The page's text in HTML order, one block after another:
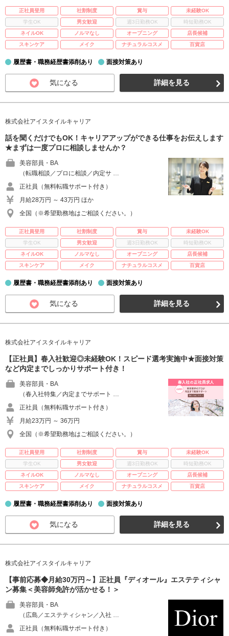
正社員登用 社割制度 賞与
未経験OK
学生OK
男女歓迎 週3日勤務OK
時短勤務OK
ネイルOK
ノルマなし オープニング
店長候補
スキンケア
メイク ナチュラルコスメ 百貨店
履歴書・職務経歴書添削あり 面接対策あり
気になる 詳細を見る
株式会社アイスタイルキャリア
話を聞くだけでもOK！キャリアアップができる仕事をお伝えします
★まずは一度プロに相談しませんか？
美容部員・BA
（転職相談／プロに相談／内定サ …
正社員（無料転職サポート付き）
月給28万円 ～ 43万円 ほか
全国（※希望勤務地はご相談ください。）
正社員登用 社割制度 賞与
未経験OK
学生OK
男女歓迎 週3日勤務OK
時短勤務OK
ネイルOK
ノルマなし オープニング
店長候補
スキンケア
メイク ナチュラルコスメ 百貨店
履歴書・職務経歴書添削あり 面接対策あり
気になる 詳細を見る
株式会社アイスタイルキャリア
【正社員】春入社歓迎◎未経験OK！スピード選考実施中★面接対策
など内定までしっかりサポート付き！
美容部員・BA
（春入社特集／内定までサポート …
正社員（無料転職サポート付き）
月給23万円 ～ 36万円
全国（※希望勤務地はご相談ください。）
正社員登用 社割制度 賞与
未経験OK
学生OK
男女歓迎 週3日勤務OK
時短勤務OK
ネイルOK
ノルマなし オープニング
店長候補
スキンケア
メイク ナチュラルコスメ 百貨店
履歴書・職務経歴書添削あり 面接対策あり
気になる 詳細を見る
株式会社アイスタイルキャリア
【事前応募◆月給30万円～】正社員『ディオール』エステティシャ
ン募集＜美容師免許が活かせる！＞
美容部員・BA
（広島／エステティシャン／入社 …
正社員（無料転職サポート付き）